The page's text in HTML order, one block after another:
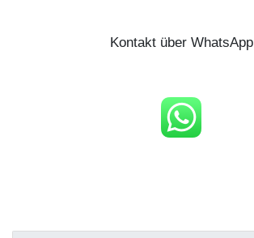
Kontakt über WhatsApp